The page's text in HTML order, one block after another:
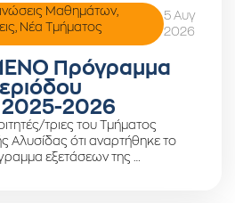
Μαθημάτων,
Νέα Τμήματος
5 Αυγ
2026
Πρόγραμμα
2025-2026
τριες του Τμήματος
Αλυσίδας ότι αναρτήθηκε το
εξετάσεων της …